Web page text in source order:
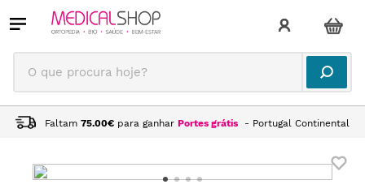
O que procura hoje?
Faltam 75.00€ para ganhar Portes grátis - Portugal Continental